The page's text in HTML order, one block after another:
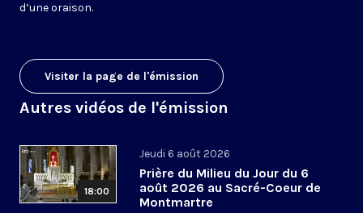
d’une oraison.
Visiter la page de l'émission
Autres vidéos de l'émission
18:00
Jeudi 6 août 2026
Prière du Milieu du Jour du 6
août 2026 au Sacré-Coeur de
Montmartre